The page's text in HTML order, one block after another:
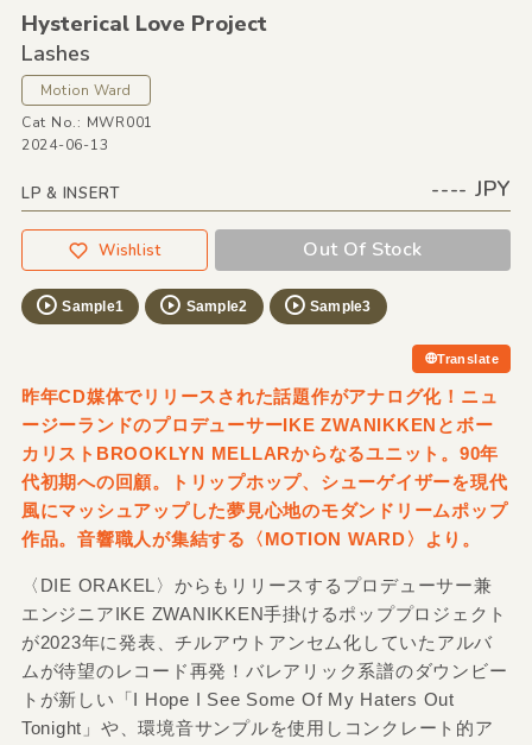
Hysterical Love Project
Lashes
Motion Ward
Cat No.: MWR001
2024-06-13
LP & INSERT ---- JPY
Wishlist Out Of Stock
Sample1 Sample2 Sample3
Translate
昨年CD媒体でリリースされた話題作がアナログ化！ニュ
ージーランドのプロデューサーIKE ZWANIKKENとボー
カリストBROOKLYN MELLARからなるユニット。90年
代初期への回顧。トリップホップ、シューゲイザーを現代
風にマッシュアップした夢見心地のモダンドリームポップ
作品。音響職人が集結する〈MOTION WARD〉より。
〈DIE ORAKEL〉からもリリースするプロデューサー兼
エンジニアIKE ZWANIKKEN手掛けるポッププロジェクト
が2023年に発表、チルアウトアンセム化していたアルバ
ムが待望のレコード再発！バレアリック系譜のダウンビー
トが新しい「I Hope I See Some Of My Haters Out
Tonight」や、環境音サンプルを使用しコンクレート的ア